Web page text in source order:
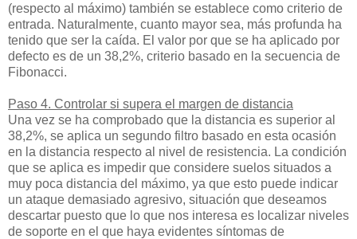
(respecto al máximo) también se establece como criterio de
entrada. Naturalmente, cuanto mayor sea, más profunda ha
tenido que ser la caída. El valor por que se ha aplicado por
defecto es de un 38,2%, criterio basado en la secuencia de
Fibonacci.
Paso 4. Controlar si supera el margen de distancia
Una vez se ha comprobado que la distancia es superior al
38,2%, se aplica un segundo filtro basado en esta ocasión
en la distancia respecto al nivel de resistencia. La condición
que se aplica es impedir que considere suelos situados a
muy poca distancia del máximo, ya que esto puede indicar
un ataque demasiado agresivo, situación que deseamos
descartar puesto que lo que nos interesa es localizar niveles
de soporte en el que haya evidentes síntomas de